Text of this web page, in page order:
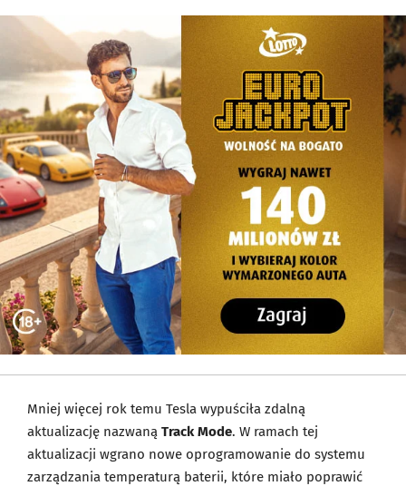
Mniej więcej rok temu Tesla wypuściła zdalną
aktualizację nazwaną Track Mode. W ramach tej
aktualizacji wgrano nowe oprogramowanie do systemu
zarządzania temperaturą baterii, które miało poprawić